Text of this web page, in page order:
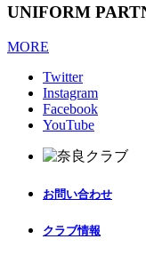
UNIFORM
MORE
Twitter
Instagram
Facebook
YouTube
お問い合わせ
クラブ情報